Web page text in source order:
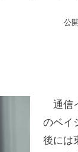
公
通信
のベイ
後には